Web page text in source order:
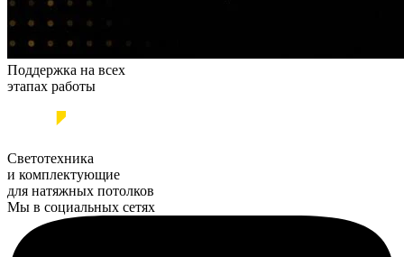
Поддержка на всех
этапах работы
Светотехника
и комплектующие
для натяжных потолков
Мы в социальных сетях